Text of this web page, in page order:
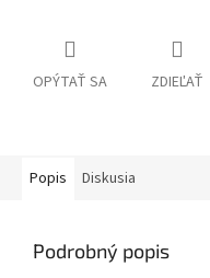
OPÝTAŤ SA ZDIEĽAŤ
Popis Diskusia
Podrobný popis